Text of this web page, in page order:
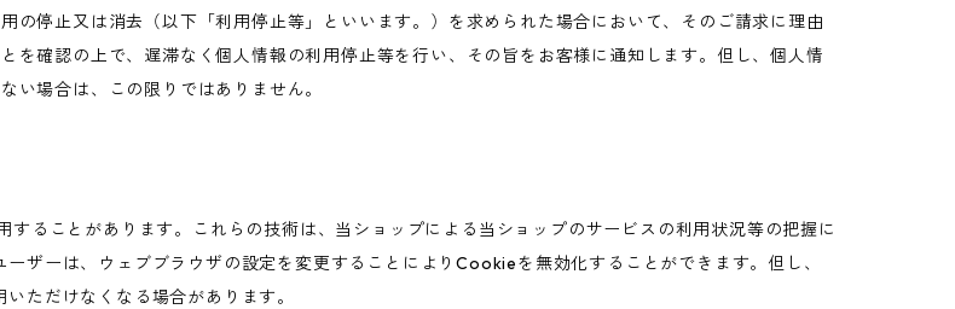
の停止又は消去（以下「利用停止等」といいます。）を求められた場合において、そのご請求に理由
を確認の上で、遅滞なく個人情報の利用停止等を行い、その旨をお客様に通知します。但し、個人情
い場合は、この限りではありません。
ることがあります。これらの技術は、当ショップによる当ショップのサービスの利用状況等の把握に
ザーは、ウェブブラウザの設定を変更することによりCookieを無効化することができます。但し、
ただけなくなる場合があります。